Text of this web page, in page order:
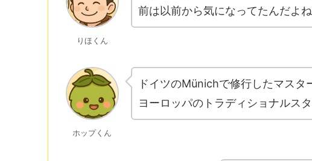
りほくん
前は以前から気になってたんだよね
ホップくん
ドイツのMünichで修行したマスタ
ヨーロッパのトラディショナルス